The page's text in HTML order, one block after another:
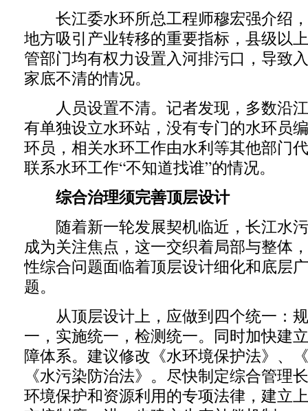
长江委水环所总工程师穆宏强介绍
地方吸引产业转移的重要指标，县级以
管部门均有权力设置入河排污口，导致
家底不清的情况。
人员设置不清。记者发现，多数沿
有单独设立水环站，没有专门的水环员
环员，相关水环工作由水利等其他部门
联系水环工作“不知道找谁”的情况。
综合治理须完善顶层设计
随着新一轮发展契机临近，长江水
成为关注焦点，这一交织着局部与整体
性综合问题面临着顶层设计细化和底层
题。
从顶层设计上，应做到四个统一：
一，实施统一，检测统一。同时加快建
障体系。建议修改《水环境保护法》、
《水污染防治法》。尽快制定综合管理
环境保护和资源利用的专项法律，建立